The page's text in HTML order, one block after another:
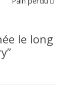
le long
”